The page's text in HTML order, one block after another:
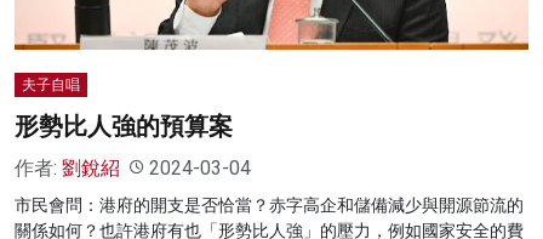
灼見活動
夫子自唱
形勢比人強的預算案
作者: 劉銳紹 2024-03-04
市民會問：港府的開支是否恰當？赤字高企和儲備減少與開源節流的
關係如何？也許港府有也「形勢比人強」的壓力，例如國家安全的費